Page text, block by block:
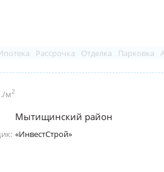
Рассрочка Отделка Парковка
м2
Мытищинский район
«ИнвестСтрой»